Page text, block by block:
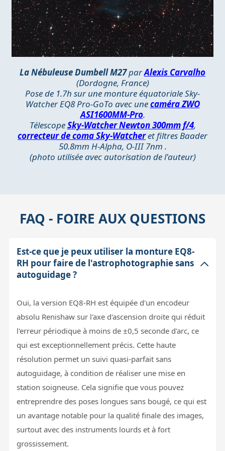
La Nébuleuse Dumbell M27parAlexis Carvalho
(Dordogne, France)
Pose de 1.7h sur une monture équatoriale Sky-
Watcher EQ8 Pro-GoTo avec unecaméra ZWO
ASI1600MM-Pro.
TélescopeSky-Watcher Newton 300mm f/4,
correcteur de coma Sky-Watcheret filtres Baader
50.8mm H-Alpha, O-III 7nm .
(photo utilisée avec autorisation de l'auteur)
FAQ - FOIRE AUX QUESTIONS
Est-ce que je peux utiliser la monture EQ8-
RH pour faire de l'astrophotographie sans
autoguidage ?
Oui, la version EQ8-RH est équipée d'un encodeur
absolu Renishaw sur l'axe d'ascension droite qui réduit
l'erreur périodique à moins de ±0,5 seconde d'arc, ce
qui est exceptionnellement précis. Cette haute
résolution permet un suivi quasi-parfait sans
autoguidage, à condition de réaliser une mise en
station soigneuse. Cela signifie que vous pouvez
entreprendre des poses longues sans bougé, ce qui est
un avantage notable pour la qualité finale des images,
surtout avec des instruments lourds et à fort
grossissement.